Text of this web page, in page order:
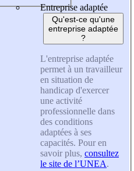
Entreprise adaptée
Qu'est-ce qu'une
entreprise adaptée
?
L'entreprise adaptée
permet à un travailleur
en situation de
handicap d'exercer
une activité
professionnelle dans
des conditions
adaptées à ses
capacités. Pour en
savoir plus, consultez
le site de l’UNEA.